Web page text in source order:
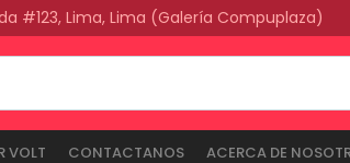
#123, Lima, Lima (Galería Compuplaza)
VOLT CONTACTANOS ACERCA DE